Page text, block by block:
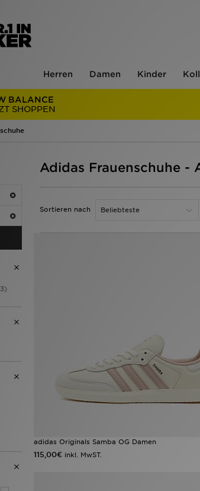
Herren Damen Kinder
BALANCE
SHOPPEN
Adidas Frauenschuhe -
Sortieren nach
adidas Originals Samba OG Damen
115,00€ inkl. MwST.